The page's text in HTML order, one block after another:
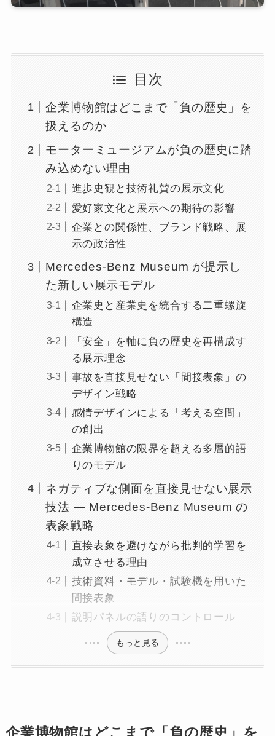
目次
企業博物館はどこまで「負の歴史」を
扱えるのか
モーターミュージアムが負の歴史に踏
み込めない理由
進歩史観と技術礼賛の展示文化
愛好家文化と展示への期待の影響
企業との関係性、ブランド戦略、展
示の政治性
Mercedes-Benz Museum が提示し
た新しい展示モデル
企業史と産業史を統合する二重螺旋
構造
「安全」を軸に負の歴史を再構成す
る展示理念
事故を直接見せない「間接表象」の
デザイン戦略
感情デザインによる「考える空間」
の創出
企業博物館の限界を超える多層的語
りのモデル
ネガティブな側面を直接見せない展示
技法 ― Mercedes-Benz Museum の
表象戦略
直接表象を避けながら批判的学習を
成立させる理由
技術資料・モデル・試験機を用いた
間接表象
説明パネルの語りのコントロール
もっと見る
企業博物館はどこまで「負の歴史」を